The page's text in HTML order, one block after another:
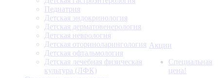
Педиатрия
Детская эндокринология
Детская дерматовенерология
Детская неврология
Детская оториноларингология
Детская офтальмология
Детская лечебная физическая
культура (ЛФК)
Акции
Специальная
цена!